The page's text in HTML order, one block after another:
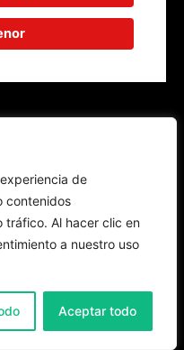
de
contenidos
tráfico. Al hacer clic en
a nuestro uso
Aceptar todo